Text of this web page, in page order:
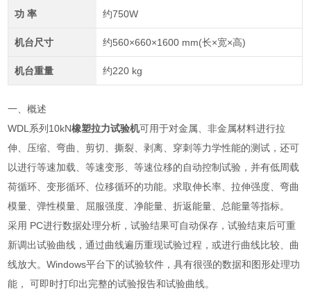
功 率 约750W
机台尺寸 约560×660×1600 mm(长×宽×高)
机台重量 约220 kg
一、概述
WDL系列10kN橡塑拉力试验机可用于对金属、非金属材料进行拉
伸、压缩、弯曲、剪切、撕裂、剥离、穿刺等力学性能的测试，还可
以进行等速加载、等速变形、等速位移的自动控制试验，并有低周载
荷循环、变形循环、位移循环的功能。求取伸长率、拉伸强度、弯曲
模量、弹性模量、屈服强度、净能量、折返能量、总能量等指标。
采用 PC进行数据处理分析，试验结果可自动保存，试验结束后可重
新调出试验曲线，通过曲线遍历重现试验过程，或进行曲线比较、曲
线放大。Windows平台下的试验软件，具有很强的数据和图形处理功
能， 可即时打印出完整的试验报告和试验曲线。